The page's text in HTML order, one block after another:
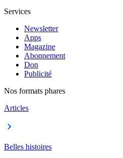
Services
Newsletter
Apps
Magazine
Abonnement
Don
Publicité
Nos formats phares
Articles
Belles histoires